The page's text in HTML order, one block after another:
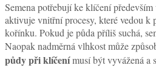
Semena potřebují ke klíčení
aktivuje vnitřní procesy, které vedou k
kořínku. Pokud je půda příliš suchá,
Naopak nadměrná vlhkost může
půdy při klíčenímusí být vyvážená a